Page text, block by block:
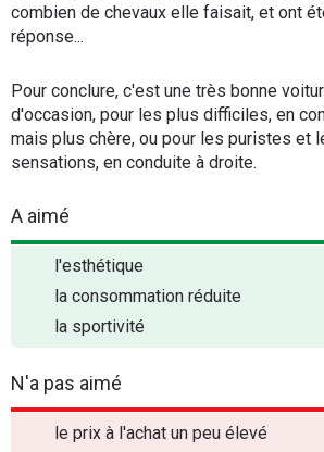
combien de chevaux elle faisait, et ont
réponse...
Pour conclure, c'est une très bonne
d'occasion, pour les plus difficiles, en
mais plus chère, ou pour les puristes et
sensations, en conduite à droite.
A aimé
l'esthétique
la consommation réduite
la sportivité
N'a pas aimé
le prix à l'achat un peu élevé